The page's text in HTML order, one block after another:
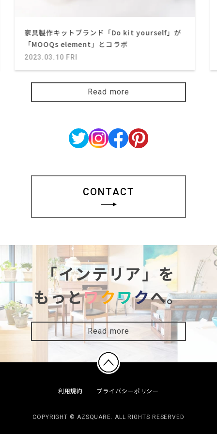
家具製作キットブランド「Do kit yourself」が
「MOOQs element」とコラボ
2023.03.10 FRI
Read more
CONTACT
「インテリア」を
もっとワクワクへ。
Read more
利用規約 プライバシーポリシー
COPYRIGHT © AZSQUARE. ALL RIGHTS RESERVED